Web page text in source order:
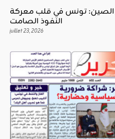
الصين: تونس في قلب معركة
النفوذ الصامت
juillet 23, 2026